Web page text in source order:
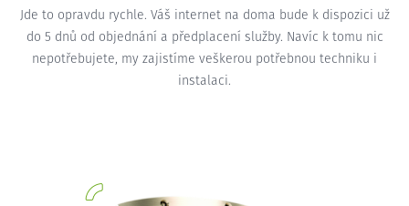
Jde to opravdu rychle. Váš internet na doma bude k dispozici už
do 5 dnů od objednání a předplacení služby. Navíc k tomu nic
nepotřebujete, my zajistíme veškerou potřebnou techniku i
instalaci.